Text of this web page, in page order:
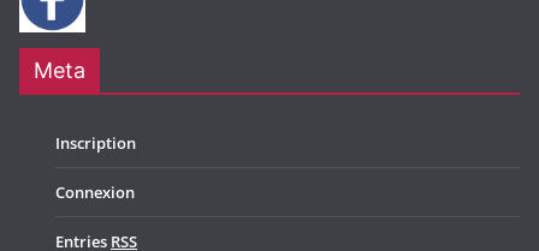
Meta
Inscription
Connexion
Entries RSS